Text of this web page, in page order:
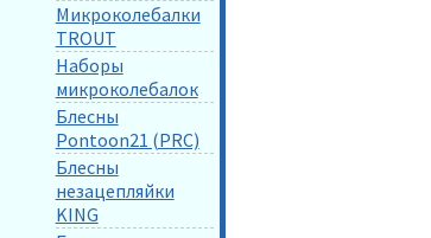
Микроколебалки
TROUT
Наборы
микроколебалок
Блесны
Pontoon21 (PRC)
Блесны
незацепляйки
KING